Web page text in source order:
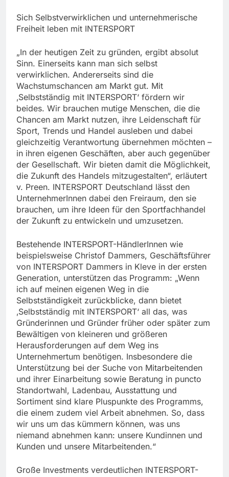
Sich Selbstverwirklichen und unternehmerische
Freiheit leben mit INTERSPORT
„In der heutigen Zeit zu gründen, ergibt absolut
Sinn. Einerseits kann man sich selbst
verwirklichen. Andererseits sind die
Wachstumschancen am Markt gut. Mit
‚Selbstständig mit INTERSPORT‘ fördern wir
beides. Wir brauchen mutige Menschen, die die
Chancen am Markt nutzen, ihre Leidenschaft für
Sport, Trends und Handel ausleben und dabei
gleichzeitig Verantwortung übernehmen möchten –
in ihren eigenen Geschäften, aber auch gegenüber
der Gesellschaft. Wir bieten damit die Möglichkeit,
die Zukunft des Handels mitzugestalten“, erläutert
v. Preen. INTERSPORT Deutschland lässt den
UnternehmerInnen dabei den Freiraum, den sie
brauchen, um ihre Ideen für den Sportfachhandel
der Zukunft zu entwickeln und umzusetzen.
Bestehende INTERSPORT-HändlerInnen wie
beispielsweise Christof Dammers, Geschäftsführer
von INTERSPORT Dammers in Kleve in der ersten
Generation, unterstützen das Programm: „Wenn
ich auf meinen eigenen Weg in die
Selbstständigkeit zurückblicke, dann bietet
‚Selbstständig mit INTERSPORT‘ all das, was
Gründerinnen und Gründer früher oder später zum
Bewältigen von kleineren und größeren
Herausforderungen auf dem Weg ins
Unternehmertum benötigen. Insbesondere die
Unterstützung bei der Suche von Mitarbeitenden
und ihrer Einarbeitung sowie Beratung in puncto
Standortwahl, Ladenbau, Ausstattung und
Sortiment sind klare Pluspunkte des Programms,
die einem zudem viel Arbeit abnehmen. So, dass
wir uns um das kümmern können, was uns
niemand abnehmen kann: unsere Kundinnen und
Kunden und unsere Mitarbeitenden.“
Große Investments verdeutlichen INTERSPORT-